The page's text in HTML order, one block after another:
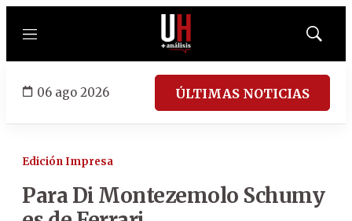
Menú
Mostrar
06 ago 2026 ÚLTIMAS NOTICIAS
Edición Impresa
Para Di Montezemolo Schumy